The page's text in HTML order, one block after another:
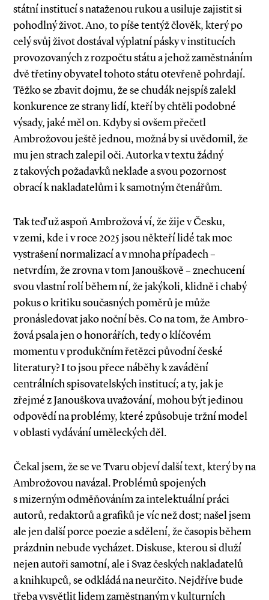
státní institucí s nataženou rukou a usiluje zajistit si
pohodlný život. Ano, to píše tentýž člověk, který po
celý svůj život dostával výplatní pásky v institucích
provozovaných z rozpo­čtu státu a jehož zaměstnáním
dvě třetiny obyvatel tohoto státu otevřeně pohrdají.
Těžko se zbavit dojmu, že se chudák nejspíš zalekl
konkurence ze strany lidí, kteří by chtěli podobné
výsady, jaké měl on. Kdyby si ovšem přečetl
Ambrožovou ještě jednou, možná by si uvědomil, že
mu jen strach zalepil oči. Autorka v textu žádný
z takových požadavků neklade a svou pozornost
obrací k nakladatelům i k samotným čtenářům.
Tak teď už aspoň Ambrožová ví, že žije v Česku,
v zemi, kde i v roce 2025 jsou někteří lidé tak moc
vystrašení normalizací a v mnoha případech –
netvrdím, že zrovna v tom Janouškově – znechucení
svou vlastní rolí během ní, že jakýkoli, klidně i chabý
pokus o kritiku současných poměrů je může
pronásledovat jako noční běs. Co na tom, že Ambro­
žová psala jen o honorářích, tedy o klíčovém
momentu v produkčním řetězci původní české
literatury? I to jsou přece náběhy k zavádění
centrálních spisovatelských institucí; a ty, jak je
zřejmé z Janouškova uvažování, mohou být jedinou
odpovědí na problémy, které způsobuje tržní model
v oblasti vydávání uměleckých děl.
Čekal jsem, že se ve Tvaru objeví další text, který by na
Ambrožovou navázal. Problémů spojených
s mizerným odměňováním za intelektuální práci
autorů, redaktorů a grafiků je víc než dost; našel jsem
ale jen další porce poezie a sdělení, že časopis během
prázdnin nebude vycházet. Diskuse, kterou si dluží
nejen autoři samotní, ale i Svaz českých nakladatelů
a knihkupců, se odkládá na neurčito. Nejdříve bude
třeba vysvětlit lidem zaměstnaným v kulturních